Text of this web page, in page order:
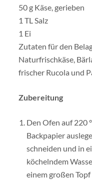
50 g Käse, gerieben
1 TL Salz
1 Ei
Zutaten für den
Naturfrischkäse,
frischer Rucola und
Zubereitung
Den Ofen auf 220
Backpapier
schneiden und in
köchelndem
einem großen